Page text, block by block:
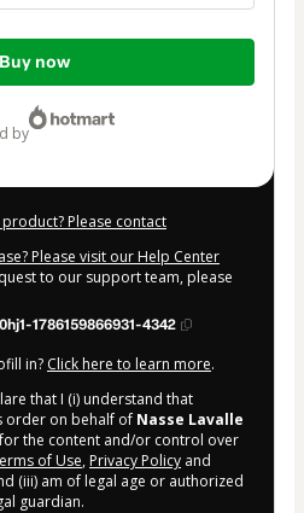
Buy now
by
Please contact
Please visit our Help Center
to our support team, please
1786159866931-4342
in? Click here to learn more.
that I (i) understand that
order on behalf of Nasse Lavalle
the content and/or control over
of Use, Privacy Policy and
(iii) am of legal age or authorized
guardian.